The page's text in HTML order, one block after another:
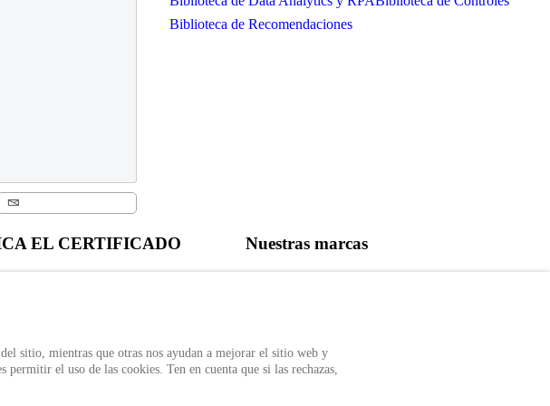
Biblioteca de Recomendaciones
EL CERTIFICADO
Certificado
Nuestras marcas
sitio, mientras que otras nos ayudan a mejorar el sitio web y
el uso de las cookies. Ten en cuenta que si las rechazas,